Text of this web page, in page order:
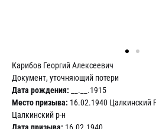
Карибов Георгий Алексеевич
Документ, уточняющий потери
Дата рождения: __.__.1915
Место призыва: 16.02.1940 Цалкинский
Цалкинский р-н